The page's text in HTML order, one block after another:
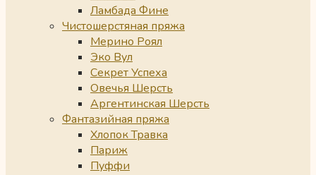
Ламбада Фине
Чистошерстяная пряжа
Мерино Роял
Эко Вул
Секрет Успеха
Овечья Шерсть
Аргентинская Шерсть
Фантазийная пряжа
Хлопок Травка
Париж
Пуффи